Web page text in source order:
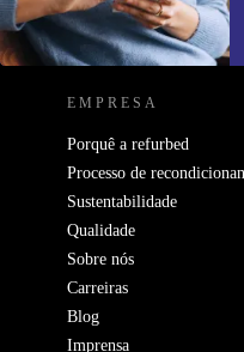
REFURBED
EMPRESA
Porquê a refurbed
Processo de
Sustentabilidade
Qualidade
Sobre nós
Carreiras
Blog
Imprensa